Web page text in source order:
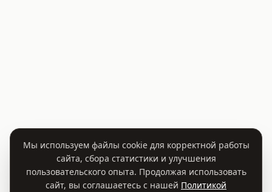
Мы используем файлы cookie для корректной работы
сайта, сбора статистики и улучшения
пользовательского опыта. Продолжая использовать
сайт, вы соглашаетесь с нашей Политикой